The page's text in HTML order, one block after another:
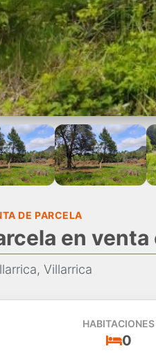
DE PARCELA
en
Villarrica
HABITACIONES
0